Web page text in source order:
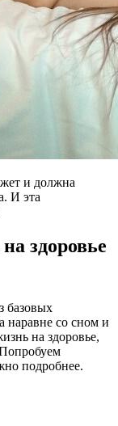
и должна
И эта
здоровье
базовых
наравне со сном и
на здоровье,
подробнее.